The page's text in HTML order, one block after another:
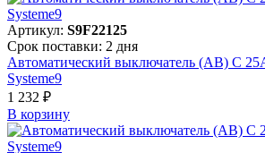
Артикул: S9F22125
Срок поставки: 2 дня
Автоматический выключатель (АВ) C
Systeme9
1 232 ₽
В корзинy